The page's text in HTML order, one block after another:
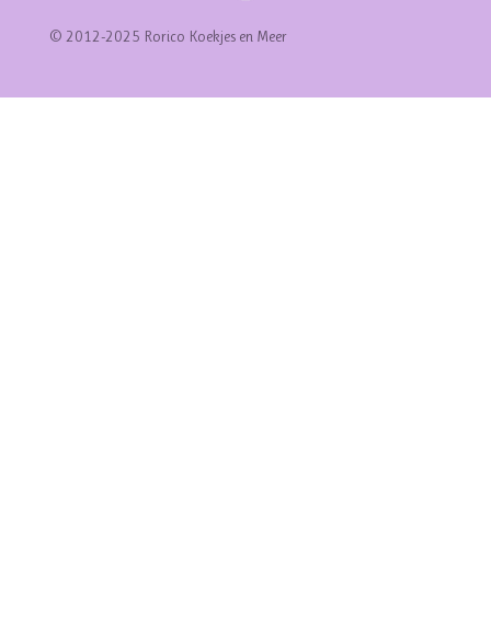
© 2012-2025 Rorico Koekjes en Meer